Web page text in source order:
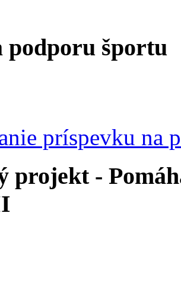
podporu športu
príspevku na
projekt -